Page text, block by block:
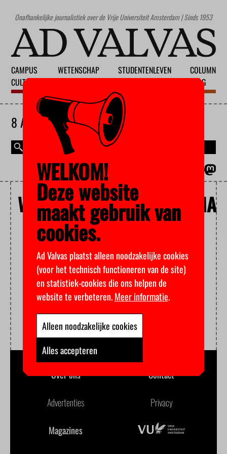
Onafhankelijke journalistiek over de Vrije Universiteit Amsterdam | Sinds 1953
CAMPUS
CULTUUR
WETENSCHAP
STUDENTENLEVEN
COLUMN
BLOG
8 AUGUSTUS 2026
WETENSCHAPSPROGRAMMA
Over ons Contact
Advertenties Privacy
Magazines
WELKOM!
Deze website
maakt gebruik van
cookies.
Ad Valvas plaatst alleen noodzakelijke cookies
(voor het technisch functioneren van de site)
en statistiek-cookies die ons helpen de
website te verbeteren.Meer informatie.
Alleen noodzakelijke cookies
Alles accepteren